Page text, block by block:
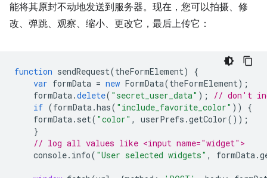
能将其原封不动地发送到服务器。现在，您可以拍摄、修
改、弹跳、观察、缩小、更改它，最后上传它：
function sendRequest(theFormElement)
{
var formData = new FormData(theFormElement);
formData.delete( "secret_user_data" );
// don't
if (formData.has( "include_favorite_color" ))
{
formData. set( "color" , userPrefs .getColor());
}
// log all values like <input name="widget">
console. info( "User selected widgets" , formData.